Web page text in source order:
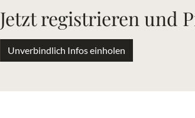
Jetzt registrieren und
Unverbindlich Infos einholen